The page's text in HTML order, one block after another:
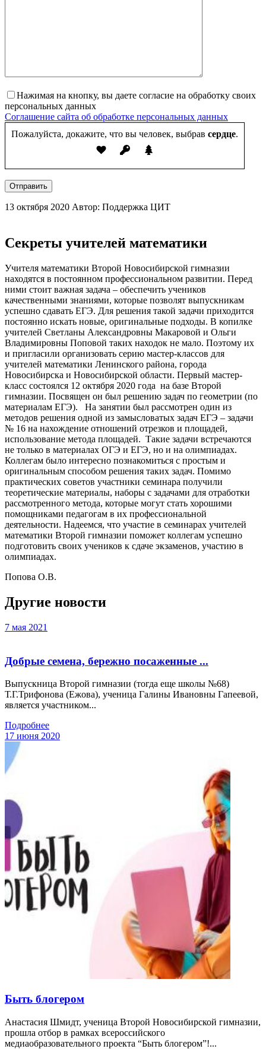
Нажимая на кнопку, вы даете согласие на обработку своих
персональных данных
Соглашение сайта об обработке персональных данных
Пожалуйста, докажите, что вы человек, выбрав сердце.
Отправить
13 октября 2020 Автор: Поддержка ЦИТ
Секреты учителей математики
Учителя математики Второй Новосибирской гимназии
находятся в постоянном профессиональном развитии. Перед
ними стоит важная задача – обеспечить учеников
качественными знаниями, которые позволят выпускникам
успешно сдавать ЕГЭ. Для решения такой задачи приходится
постоянно искать новые, оригинальные подходы. В копилке
учителей Светланы Александровны Макаровой и Ольги
Владимировны Поповой таких находок не мало. Поэтому их
и пригласили организовать серию мастер-классов для
учителей математики Ленинского района, города
Новосибирска и Новосибирской области. Первый мастер-
класс состоялся 12 октября 2020 года на базе Второй
гимназии. Посвящен он был решению задач по геометрии (по
материалам ЕГЭ). На занятии был рассмотрен один из
методов решения одной из замысловатых задач ЕГЭ – задачи
№ 16 на нахождение отношений отрезков и площадей,
использование метода площадей. Такие задачи встречаются
не только в материалах ОГЭ и ЕГЭ, но и на олимпиадах.
Коллегам было интересно познакомиться с простым и
оригинальным способом решения таких задач. Помимо
практических советов участники семинара получили
теоретические материалы, наборы с задачами для отработки
рассмотренного метода, которые могут стать хорошими
помощниками педагогам в их профессиональной
деятельности. Надеемся, что участие в семинарах учителей
математики Второй гимназии поможет коллегам успешно
подготовить своих учеников к сдаче экзаменов, участию в
олимпиадах.
Попова О.В.
Другие новости
7 мая 2021
Добрые семена, бережно посаженные ...
Выпускница Второй гимназии (тогда еще школы №68)
Т.Г.Трифонова (Ежова), ученица Галины Ивановны Гапеевой,
является участником...
Подробнее
17 июня 2020
Быть блогером
Анастасия Шмидт, ученица Второй Новосибирской гимназии,
прошла отбор в рамках всероссийского
медиаобразовательного проекта “Быть блогером”!...